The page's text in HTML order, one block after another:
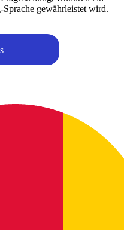
Sprache gewährleistet wird.